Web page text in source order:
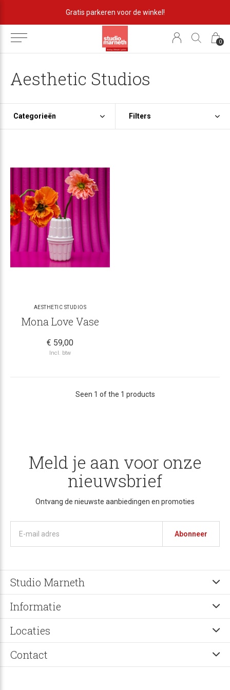
0
Gratis parkeren voor de winkel!
Aesthetic Studios
Categorieën Filters
AESTHETIC STUDIOS
Mona Love Vase
€ 59,00
Incl. btw
Seen 1 of the 1 products
Meld je aan voor onze
nieuwsbrief
Ontvang de nieuwste aanbiedingen en promoties
Abonneer
Studio Marneth
Informatie
Locaties
Contact